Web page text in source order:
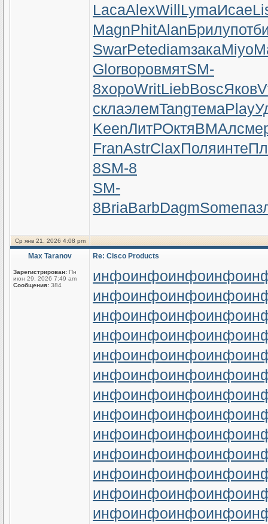
LacaAlexWillLymaИсае
MagnPhitAlanБрилупот
SwarPetediamзакаMiyo
GlorворовмятSM-
8хороWritLiebBoscЯков
склаэлемTangтемаPlay
KeenЛитРОктяВМАл
FranAstrClaxПоляинте
8SM-8
SM-
8BriaBarbDagmSome
Ср янв 21, 2026 4:08 pm
Max Taranov
Зарегистрирован: Пн
июн 29, 2026 7:49 am
Сообщения: 384
Re: Cisco Products
инфоинфоинфоинфо
инфоинфоинфоинфо
инфоинфоинфоинфо
инфоинфоинфоинфо
инфоинфоинфоинфо
инфоинфоинфоинфо
инфоинфоинфоинфо
инфоинфоинфоинфо
инфоинфоинфоинфо
инфоинфоинфоинфо
инфоинфоинфоинфо
инфоинфоинфоинфо
инфоинфоинфоинфо